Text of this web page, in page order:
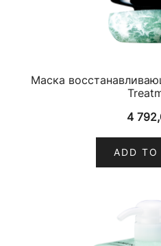
Маска
4
ADD TO